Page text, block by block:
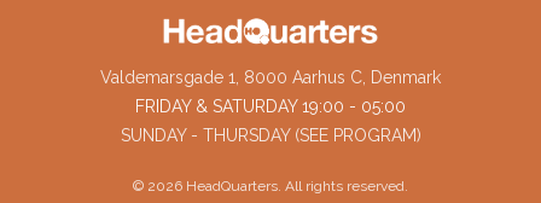
Valdemarsgade 1, 8000 Aarhus C, Denmark
FRIDAY & SATURDAY 19:00 - 05:00
SUNDAY - THURSDAY (SEE PROGRAM)
© 2026 HeadQuarters. All rights reserved.